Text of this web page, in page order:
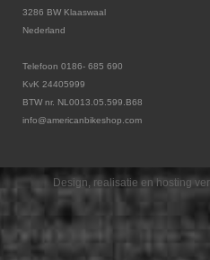
3286 BW Klaaswaal
Nederland
Telefoon 0186- 685 690
KvK 24405999
BTW nr. NL0013.05.599.B68
info@americanbikeshop.com
Design, realisatie en hosting